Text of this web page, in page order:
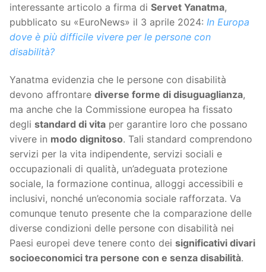
interessante articolo a firma di Servet Yanatma,
pubblicato su «EuroNews» il 3 aprile 2024: In Europa
dove è più difficile vivere per le persone con
disabilità?
Yanatma evidenzia che le persone con disabilità
devono affrontare diverse forme di disuguaglianza,
ma anche che la Commissione europea ha fissato
degli standard di vita per garantire loro che possano
vivere in modo dignitoso. Tali standard comprendono
servizi per la vita indipendente, servizi sociali e
occupazionali di qualità, un’adeguata protezione
sociale, la formazione continua, alloggi accessibili e
inclusivi, nonché un’economia sociale rafforzata. Va
comunque tenuto presente che la comparazione delle
diverse condizioni delle persone con disabilità nei
Paesi europei deve tenere conto dei significativi divari
socioeconomici tra persone con e senza disabilità.